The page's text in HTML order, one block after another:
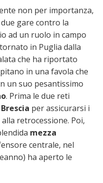
non per importanza,
gare contro la
ad un ruolo in campo
in Puglia dalla
che ha riportato
in una favola che
un suo pesantissimo
. Prima le due reti
Brescia per assicurarsi i
alla retrocessione. Poi,
mezza
centrale, nel
ha aperto le